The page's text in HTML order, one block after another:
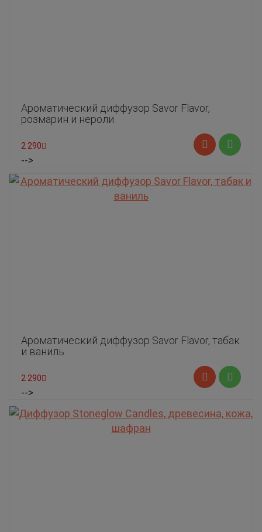
Ароматический диффузор Savor Flavor,
розмарин и нероли
2 290
-->
Ароматический диффузор Savor Flavor, табак
и ваниль
2 290
-->